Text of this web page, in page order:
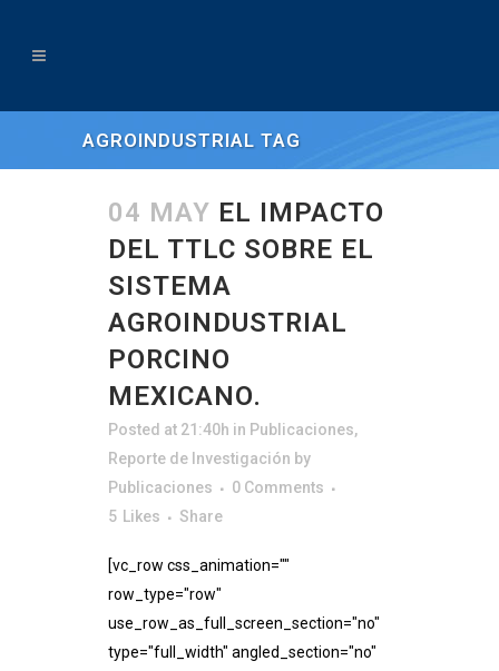
AGROINDUSTRIAL TAG
04 MAY EL IMPACTO
DEL TTLC SOBRE EL
SISTEMA
AGROINDUSTRIAL
PORCINO
MEXICANO.
Posted at 21:40h in Publicaciones,
Reporte de Investigación by
Publicaciones
0 Comments
5 Likes Share
[vc_row css_animation=""
row_type="row"
use_row_as_full_screen_section="no"
type="full_width" angled_section="no"